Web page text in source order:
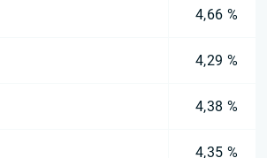
4,66 %
4,29 %
4,38 %
4,35 %